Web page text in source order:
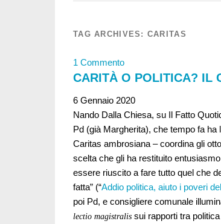
TAG ARCHIVES: CARITAS
1 Commento
CARITÀ O POLITICA? IL
6 Gennaio 2020
Nando Dalla Chiesa, su Il Fatto
Pd (già Margherita), che tempo fa
Caritas ambrosiana – coordina gli
scelta che gli ha restituito
essere riuscito a fare tutto quel che
fatta” (“Addio politica, aiuto i poveri
poi Pd, e consigliere comunale
lectio magistralis sui rapporti tra